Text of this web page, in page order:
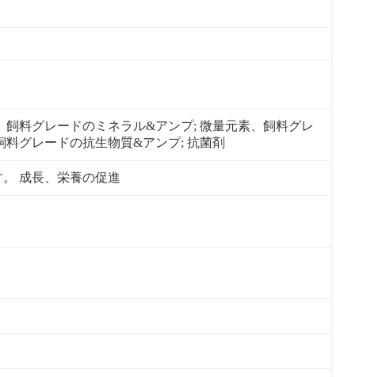
料グレードのミネラル&アンプ; 微量元素、飼料グレ
グレードの抗生物質&アンプ; 抗菌剤
成長、栄養の促進